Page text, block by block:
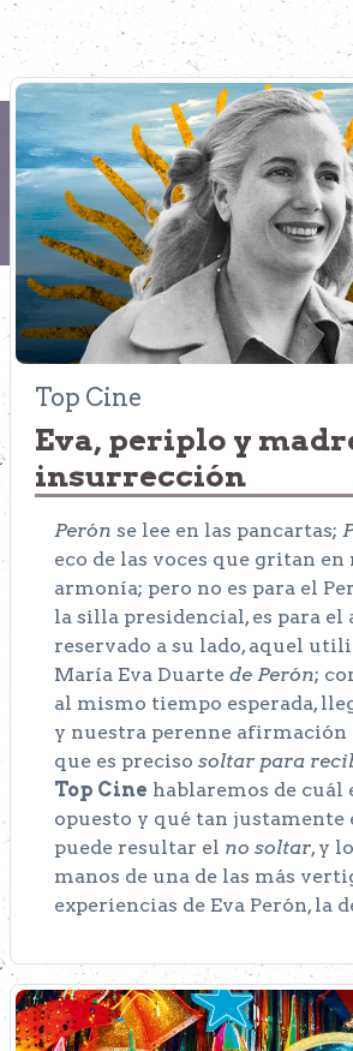
Top Cine
Eva, periplo y
insurrección
Perón se lee en las pancartas;
eco de las voces que gritan
armonía; pero no es para el
la silla presidencial, es para el
reservado a su lado, aquel
María Eva Duarte de Perón;
al mismo tiempo esperada,
y nuestra perenne
que es preciso soltar para
Top Cine hablaremos de cuál
opuesto y qué tan justamente
puede resultar el no soltar, y
manos de una de las más
experiencias de Eva Perón, la